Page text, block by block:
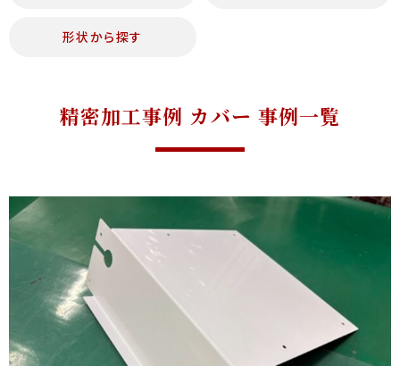
形状から探す
精密加工事例 カバー 事例一覧